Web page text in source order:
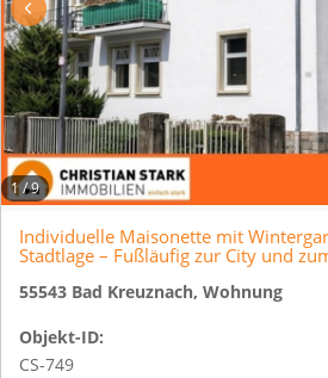
1/9
Individuelle Maisonette mit
Stadtlage – Fußläufig zur City und
55543 Bad Kreuznach, Wohnung
Objekt-ID:
CS-749